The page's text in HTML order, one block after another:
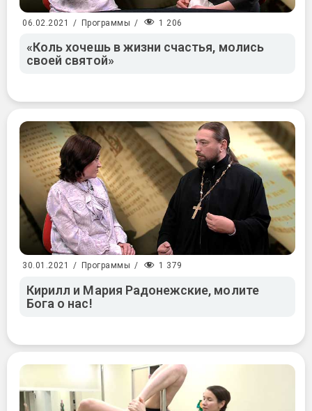
06.02.2021 / Программы / 1 206
«Коль хочешь в жизни счастья, молись
своей святой»
30.01.2021 / Программы / 1 379
Кирилл и Мария Радонежские, молите
Бога о нас!